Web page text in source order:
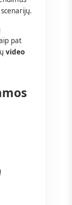
pat
video